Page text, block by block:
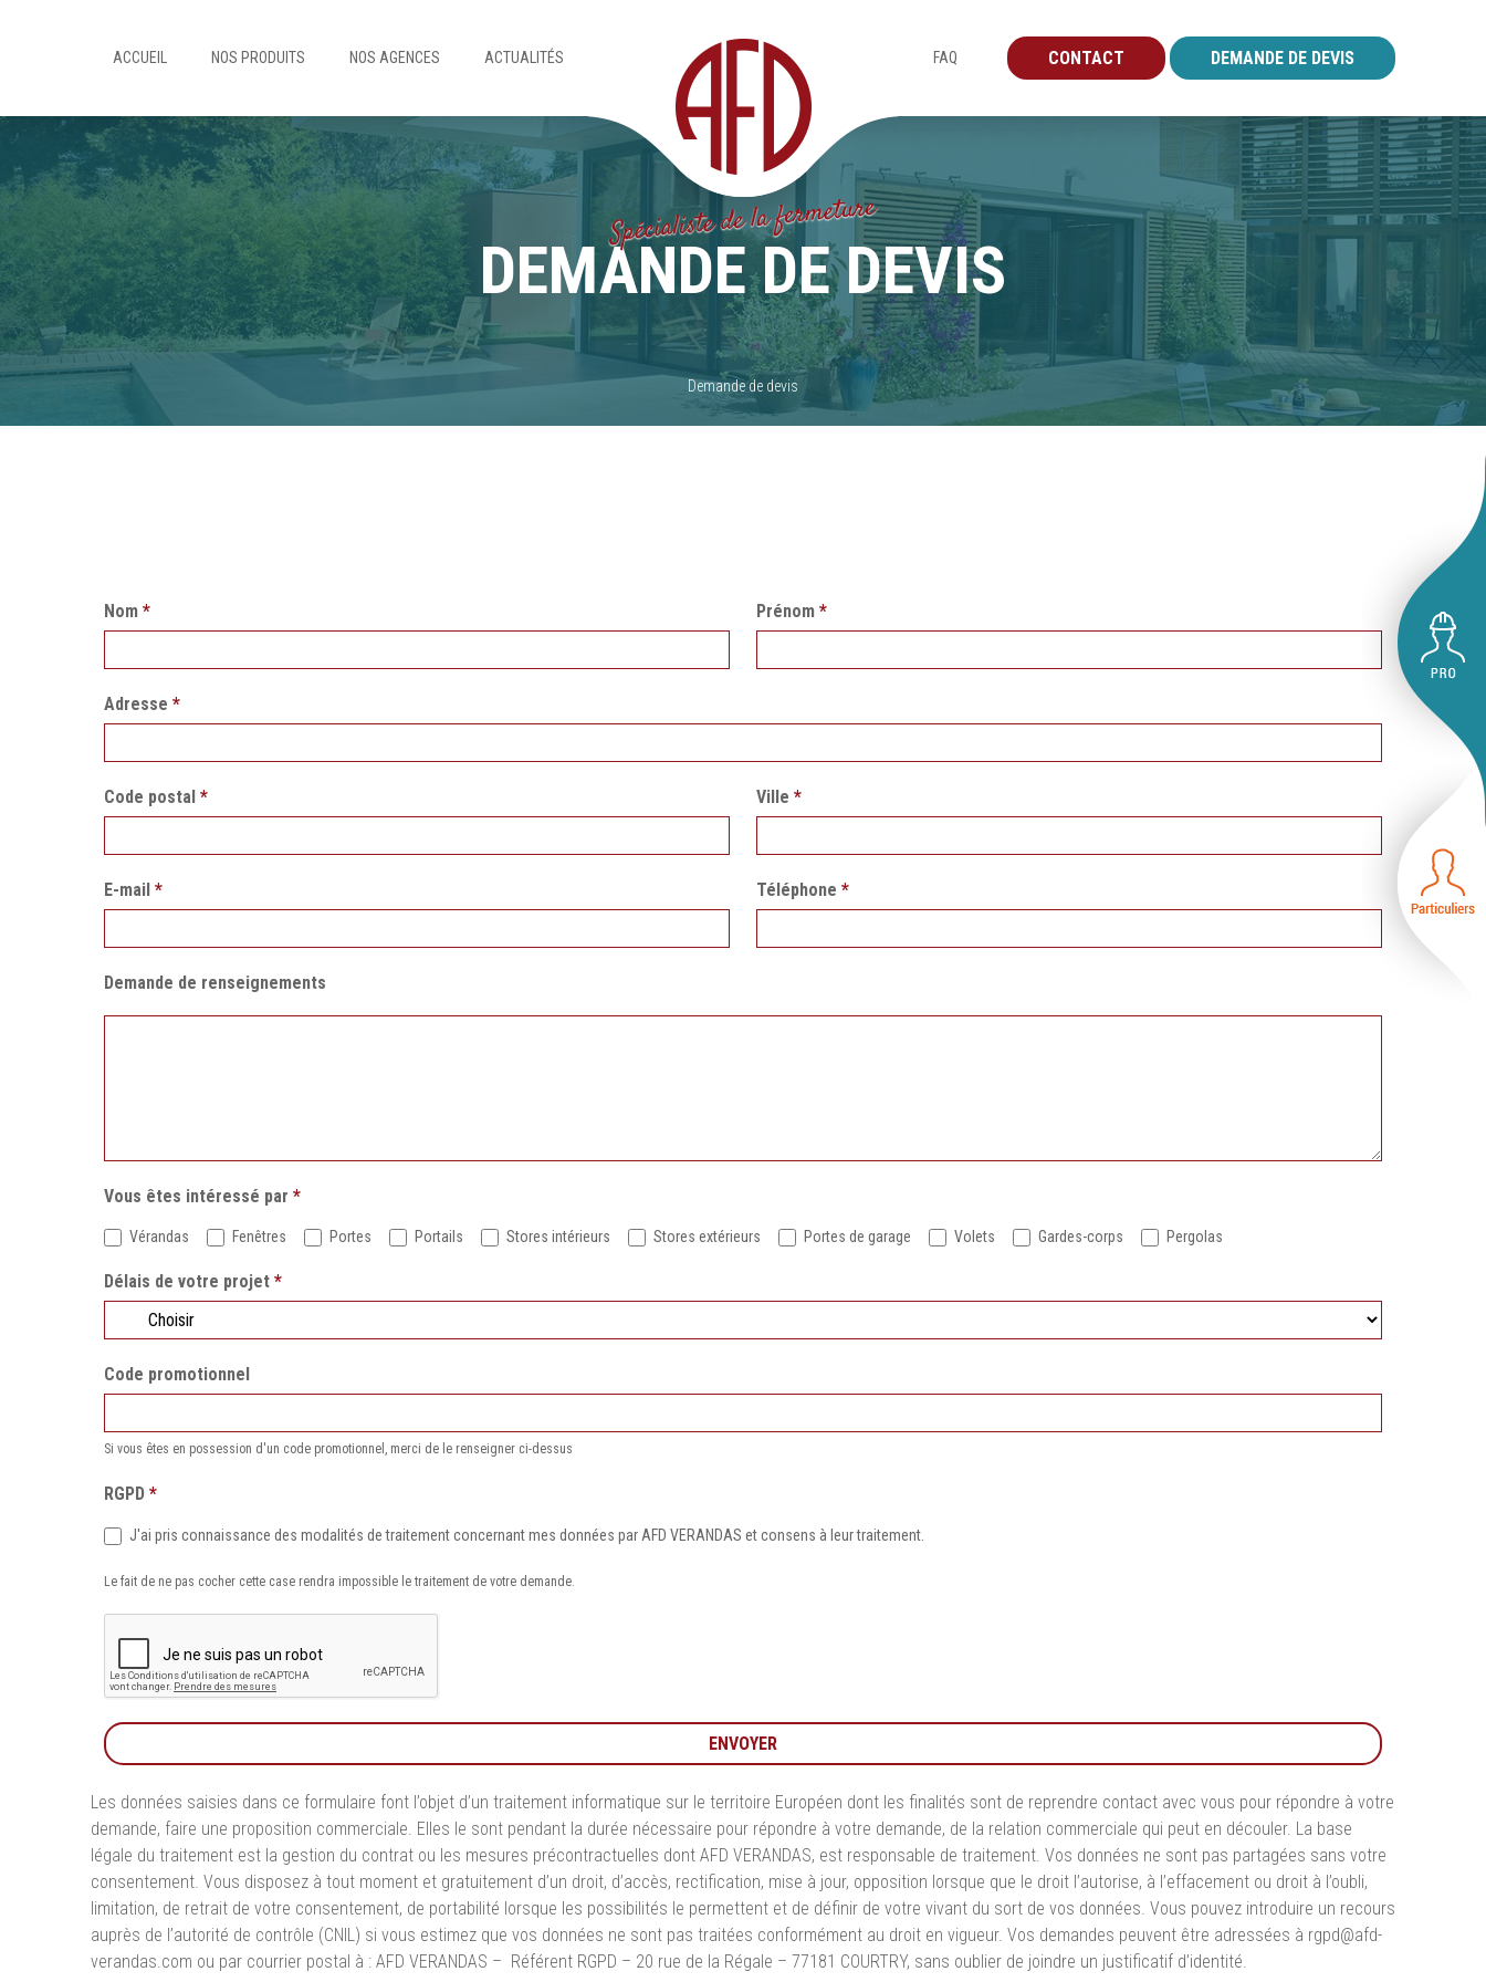
ACCUEIL NOS PRODUITS NOS AGENCES ACTUALITÉS FAQ CONTACT DEMANDE DE DEVIS
DEMANDE DE DEVIS
Demande de devis
Nom * Prénom *
Adresse *
Code postal * Ville *
E-mail * Téléphone *
Demande de renseignements
Vous êtes intéressé par *
Vérandas Fenêtres Portes Portails Stores intérieurs Stores extérieurs Portes de garage Volets Gardes-corps Pergolas
Délais de votre projet *
Code promotionnel
Si vous êtes en possession d'un code promotionnel, merci de le renseigner ci-dessus
RGPD *
J'ai pris connaissance des modalités de traitement concernant mes données par AFD VERANDAS et consens à leur traitement.
Le fait de ne pas cocher cette case rendra impossible le traitement de votre demande.
ENVOYER
Les données saisies dans ce formulaire font l’objet d’un traitement informatique sur le territoire Européen dont les finalités sont de reprendre contact avec vous pour répondre à votre
demande, faire une proposition commerciale. Elles le sont pendant la durée nécessaire pour répondre à votre demande, de la relation commerciale qui peut en découler. La base
légale du traitement est la gestion du contrat ou les mesures précontractuelles dont AFD VERANDAS, est responsable de traitement. Vos données ne sont pas partagées sans votre
consentement. Vous disposez à tout moment et gratuitement d’un droit, d’accès, rectification, mise à jour, opposition lorsque que le droit l’autorise, à l’effacement ou droit à l’oubli,
limitation, de retrait de votre consentement, de portabilité lorsque les possibilités le permettent et de définir de votre vivant du sort de vos données. Vous pouvez introduire un recours
auprès de l’autorité de contrôle (CNIL) si vous estimez que vos données ne sont pas traitées conformément au droit en vigueur. Vos demandes peuvent être adressées à rgpd@afd-
verandas.com ou par courrier postal à : AFD VERANDAS – Référent RGPD – 20 rue de la Régale – 77181 COURTRY, sans oublier de joindre un justificatif d’identité.